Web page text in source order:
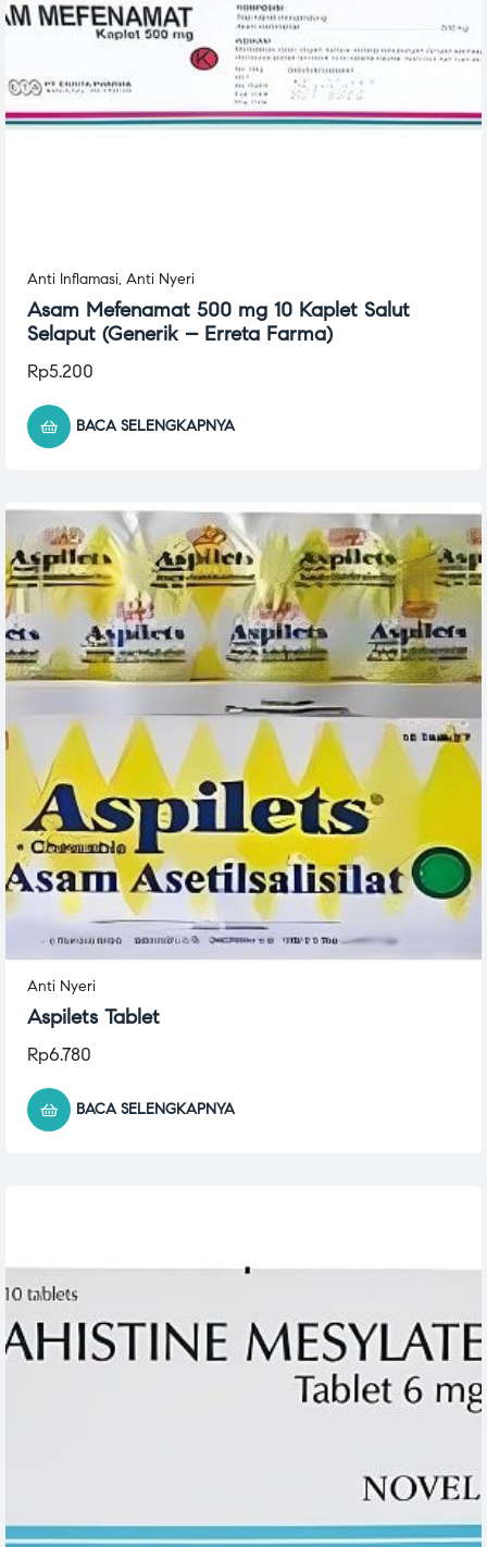
Anti Inflamasi, Anti Nyeri
Asam Mefenamat 500 mg 10 Kaplet Salut
Selaput (Generik – Erreta Farma)
Rp5.200
BACA SELENGKAPNYA
Anti Nyeri
Aspilets Tablet
Rp6.780
BACA SELENGKAPNYA